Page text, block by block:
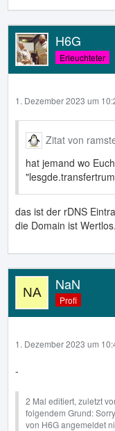
H6G
Erleuchteter
1. Dezember 2023 um
Zitat von
hat jemand wo
das ist der rDNS
die Domain ist
NaN
Profi
1. Dezember 2023 um
-
2 Mal editiert, zuletzt
folgendem Grund:
von H6G angemeldet